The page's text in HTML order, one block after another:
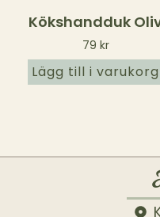
Kökshandduk
79 kr
Lägg till i varukorg